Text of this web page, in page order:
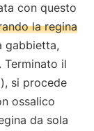
con questo
la regina
gabbietta,
Terminato il
si procede
ossalico
da sola